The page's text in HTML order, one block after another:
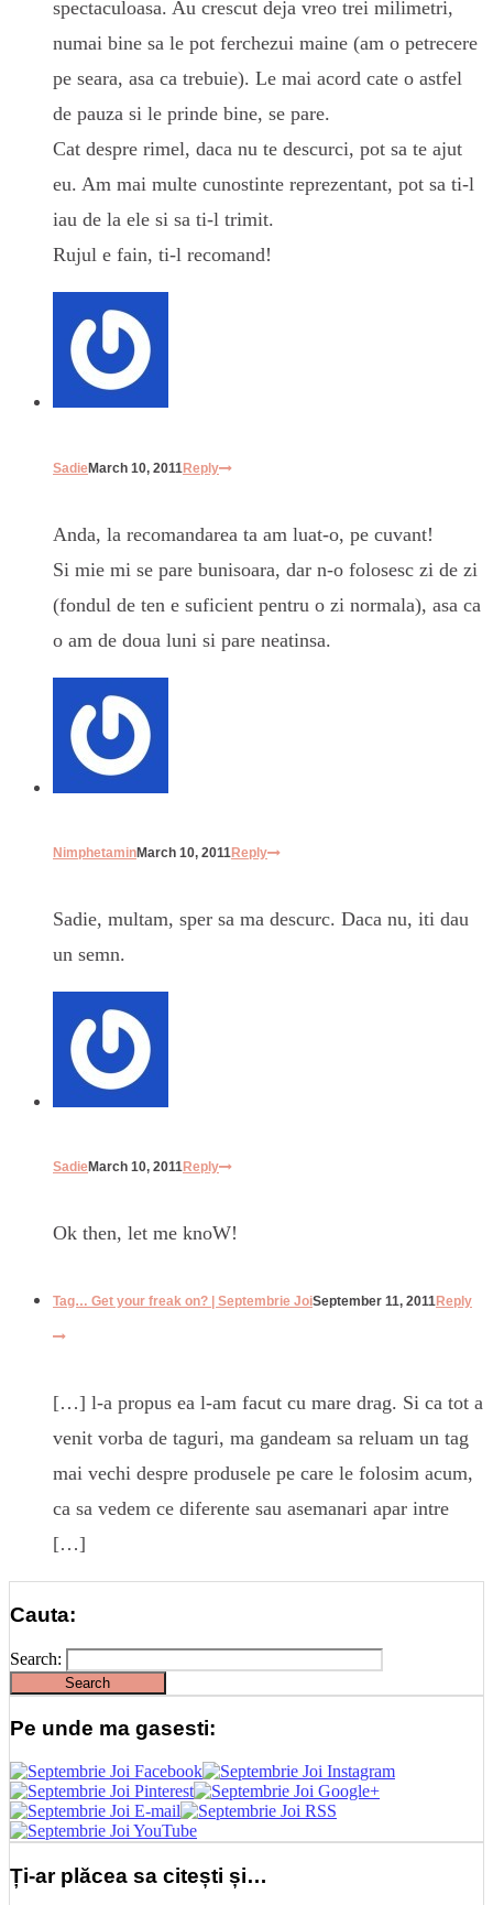
spectaculoasa. Au crescut deja vreo trei milimetri,
numai bine sa le pot ferchezui maine (am o petrecere
pe seara, asa ca trebuie). Le mai acord cate o astfel
de pauza si le prinde bine, se pare.
Cat despre rimel, daca nu te descurci, pot sa te ajut
eu. Am mai multe cunostinte reprezentant, pot sa ti-l
iau de la ele si sa ti-l trimit.
Rujul e fain, ti-l recomand!
SadieMarch 10, 2011Reply
Anda, la recomandarea ta am luat-o, pe cuvant!
Si mie mi se pare bunisoara, dar n-o folosesc zi de zi
(fondul de ten e suficient pentru o zi normala), asa ca
o am de doua luni si pare neatinsa.
NimphetaminMarch 10, 2011Reply
Sadie, multam, sper sa ma descurc. Daca nu, iti dau
un semn.
SadieMarch 10, 2011Reply
Ok then, let me knoW!
Tag… Get your freak on? | Septembrie JoiSeptember 11, 2011Reply
[…] l-a propus ea l-am facut cu mare drag. Si ca tot a
venit vorba de taguri, ma gandeam sa reluam un tag
mai vechi despre produsele pe care le folosim acum,
ca sa vedem ce diferente sau asemanari apar intre
[…]
Cauta:
Search:
Pe unde ma gasesti:
Ți-ar plăcea sa citești și…